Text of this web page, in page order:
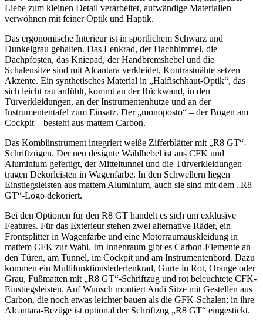
Liebe zum kleinen Detail verarbeitet, aufwändige Materialien
verwöhnen mit feiner Optik und Haptik.
Das ergonomische Interieur ist in sportlichem Schwarz und
Dunkelgrau gehalten. Das Lenkrad, der Dachhimmel, die
Dachpfosten, das Kniepad, der Handbremshebel und die
Schalensitze sind mit Alcantara verkleidet, Kontrastnähte setzen
Akzente. Ein synthetisches Material in „Haifischhaut-Optik“, das
sich leicht rau anfühlt, kommt an der Rückwand, in den
Türverkleidungen, an der Instrumentenhutze und an der
Instrumententafel zum Einsatz. Der „monoposto“ – der Bogen am
Cockpit – besteht aus mattem Carbon.
Das Kombiinstrument integriert weiße Zifferblätter mit „R8 GT“-
Schriftzügen. Der neu designte Wählhebel ist aus CFK und
Aluminium gefertigt, der Mitteltunnel und die Türverkleidungen
tragen Dekorleisten in Wagenfarbe. In den Schwellern liegen
Einstiegsleisten aus mattem Aluminium, auch sie sind mit dem „R8
GT“-Logo dekoriert.
Bei den Optionen für den R8 GT handelt es sich um exklusive
Features. Für das Exterieur stehen zwei alternative Räder, ein
Frontsplitter in Wagenfarbe und eine Motorraumauskleidung in
mattem CFK zur Wahl. Im Innenraum gibt es Carbon-Elemente an
den Türen, am Tunnel, im Cockpit und am Instrumentenbord. Dazu
kommen ein Multifunktionslederlenkrad, Gurte in Rot, Orange oder
Grau, Fußmatten mit „R8 GT“-Schriftzug und rot beleuchtete CFK-
Einstiegsleisten. Auf Wunsch montiert Audi Sitze mit Gestellen aus
Carbon, die noch etwas leichter bauen als die GFK-Schalen; in ihre
Alcantara-Bezüge ist optional der Schriftzug „R8 GT“ eingestickt.